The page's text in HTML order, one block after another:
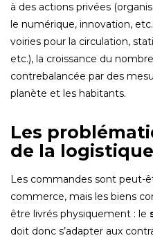
à des actions privées
le numérique, innovation,
voiries pour la circulation,
etc.), la croissance du
contrebalancée par des
planète et les habitants.
Les
de la
Les commandes sont peut-
commerce, mais les biens
être livrés physiquement : le
doit donc s’adapter aux